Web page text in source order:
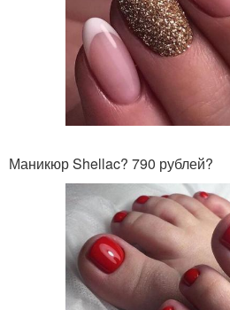
Маникюр Shellac? 790 рублей?